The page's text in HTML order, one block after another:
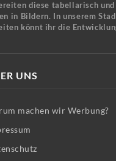
diese tabellarisch
in Bildern. In unserem
könnt ihr die
UNS
machen wir Werbung?